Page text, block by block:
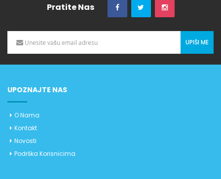
Pratite Nas
UPIŠI ME
UPOZNAJTE NAS
O Nama
Kontakt
Novosti
Podrška Korisnicima